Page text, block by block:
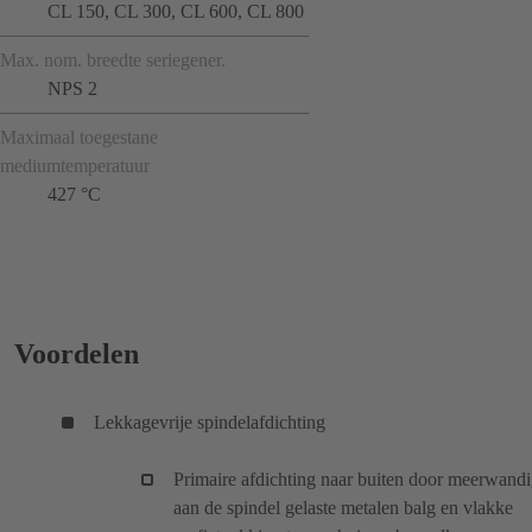
CL 150, CL 300, CL 600, CL 800
Max. nom. breedte seriegener.
NPS 2
Maximaal toegestane
mediumtemperatuur
427 °C
Voordelen
Lekkagevrije spindelafdichting
Primaire afdichting naar buiten door
aan de spindel gelaste metalen balg en vlakke